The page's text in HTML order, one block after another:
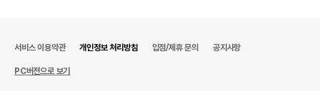
서비스 이용약관 개인정보 처리방침 입점/제휴 문의 공지사항
PC버전으로 보기